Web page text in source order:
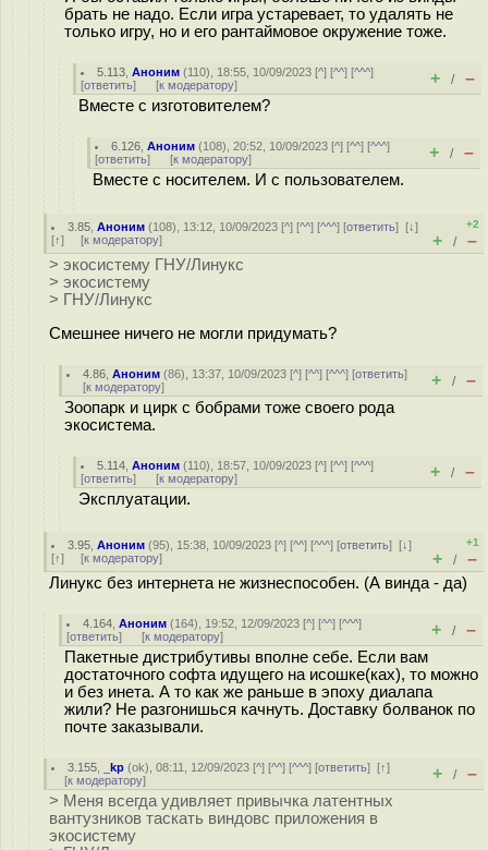
брать не надо. Если игра устаревает, то удалять не
только игру, но и его рантаймовое окружение тоже.
5.113 ,Аноним (110), 18:55, 10/09/2023 [^] [^^] [^^^]
[ответить] [к модератору] + / –
Вместе с изготовителем?
6.126 ,Аноним (108), 20:52, 10/09/2023 [^] [^^] [^^^]
[ответить] [к модератору] + / –
Вместе с носителем. И с пользователем.
3.85 ,Аноним (108), 13:12, 10/09/2023 [^] [^^] [^^^] [ответить][↓]
[↑] [к модератору]
+2
+ / –
> экосистему ГНУ/Линукс
> экосистему
> ГНУ/Линукс
Смешнее ничего не могли придумать?
4.86 ,Аноним (86), 13:37, 10/09/2023 [^] [^^] [^^^] [ответить]
[к модератору] + / –
Зоопарк и цирк с бобрами тоже своего рода
экосистема.
5.114 ,Аноним (110), 18:57, 10/09/2023 [^] [^^] [^^^]
[ответить] [к модератору] + / –
Эксплуатации.
3.95 ,Аноним (95), 15:38, 10/09/2023 [^] [^^] [^^^] [ответить][↓]
[↑] [к модератору]
+1
+ / –
Линукс без интернета не жизнеспособен. (А винда - да)
4.164 ,Аноним (164), 19:52, 12/09/2023 [^] [^^] [^^^]
[ответить] [к модератору] + / –
Пакетные дистрибутивы вполне себе. Если вам
достаточного софта идущего на исошке(ках), то можно
и без инета. А то как же раньше в эпоху диалапа
жили? Не разгонишься качнуть. Доставку болванок по
почте заказывали.
3.155 _kp (ok), 08:11, 12/09/2023 [^] [^^] [^^^] [ответить][↑]
[к модератору] + / –
> Меня всегда удивляет привычка латентных
вантузников таскать виндовс приложения в
экосистему